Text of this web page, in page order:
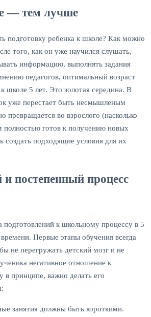
— тем лучше
подготовку ребенка к школе? Как можно
того, как он уже научился слушать,
информацию, выполнять задания
педагогов, оптимальный возраст
школе 5 лет. Это золотая середина. В
уже перестает быть несмышленым
во взрослого (насколько
полностью готов к получению новых
создать подходящие условия для их
постепенный процесс
к школьному процессу в 5
Первые этапы обучения всегда
не перегружать детский мозг и не
негативное отношение к
принципе, важно делать его
занятия должны быть короткими.